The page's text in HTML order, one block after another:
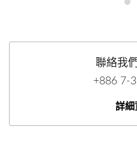
聯絡我
+886 7-
詳